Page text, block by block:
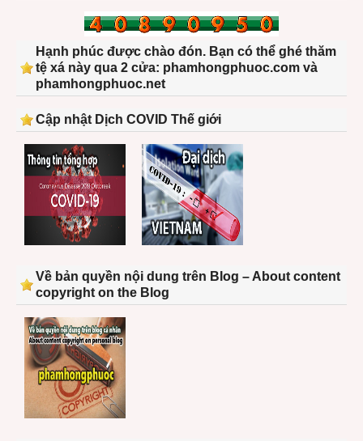
Hạnh phúc được chào đón. Bạn có thể ghé thăm
tệ xá này qua 2 cửa: phamhongphuoc.com và
phamhongphuoc.net
Cập nhật Dịch COVID Thế giới
Về bản quyền nội dung trên Blog – About content
copyright on the Blog